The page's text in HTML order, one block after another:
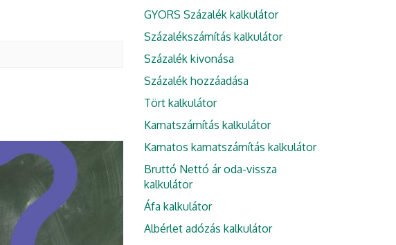
GYORS Százalék kalkulátor
Százalékszámítás kalkulátor
Százalék kivonása
Százalék hozzáadása
Tört kalkulátor
Kamatszámítás kalkulátor
Kamatos kamatszámítás kalkulátor
Bruttó Nettó ár oda-vissza
kalkulátor
Áfa kalkulátor
Albérlet adózás kalkulátor